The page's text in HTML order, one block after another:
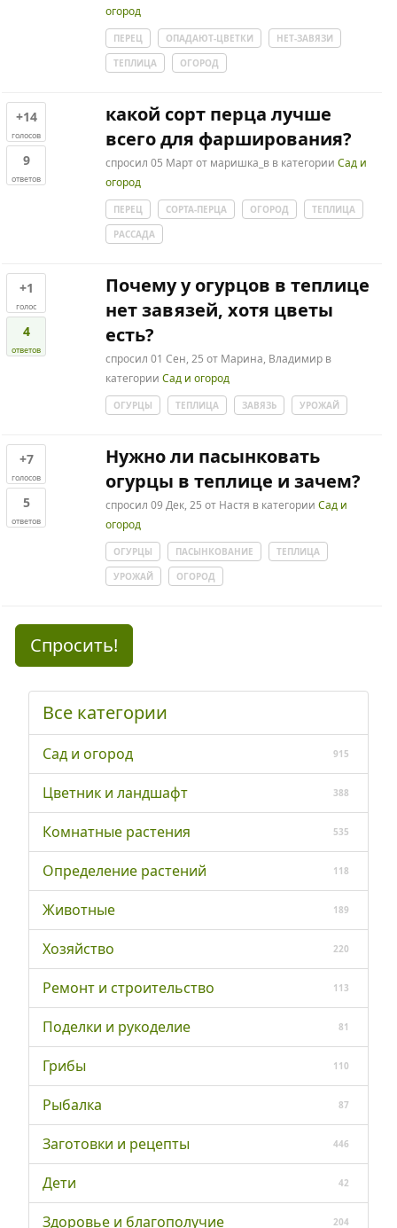
огород
ПЕРЕЦ ОПАДАЮТ-ЦВЕТКИ
НЕТ-ЗАВЯЗИ
ТЕПЛИЦА
ОГОРОД
+14
голосов
9
ответов
какой сорт перца лучше
всего для фарширования?
спросил 05 Март от маришка_в в категории Сад и
огород
ПЕРЕЦ СОРТА-ПЕРЦА ОГОРОД
ТЕПЛИЦА
РАССАДА
+1
голос
4
ответов
Почему у огурцов в теплице
нет завязей, хотя цветы
есть?
спросил 01 Сен, 25 от Марина, Владимир в
категории Сад и огород
ОГУРЦЫ ТЕПЛИЦА ЗАВЯЗЬ УРОЖАЙ
+7
голосов
5
ответов
Нужно ли пасынковать
огурцы в теплице и зачем?
спросил 09 Дек, 25 от Настя в категории Сад и
огород
ОГУРЦЫ ПАСЫНКОВАНИЕ
ТЕПЛИЦА
УРОЖАЙ
ОГОРОД
Спросить!
Все категории
Сад и огород 915
Цветник и ландшафт 388
Комнатные растения 535
Определение растений 118
Животные 189
Хозяйство 220
Ремонт и строительство 113
Поделки и рукоделие 81
Грибы 110
Рыбалка 87
Заготовки и рецепты 446
Дети 42
Здоровье и благополучие 204